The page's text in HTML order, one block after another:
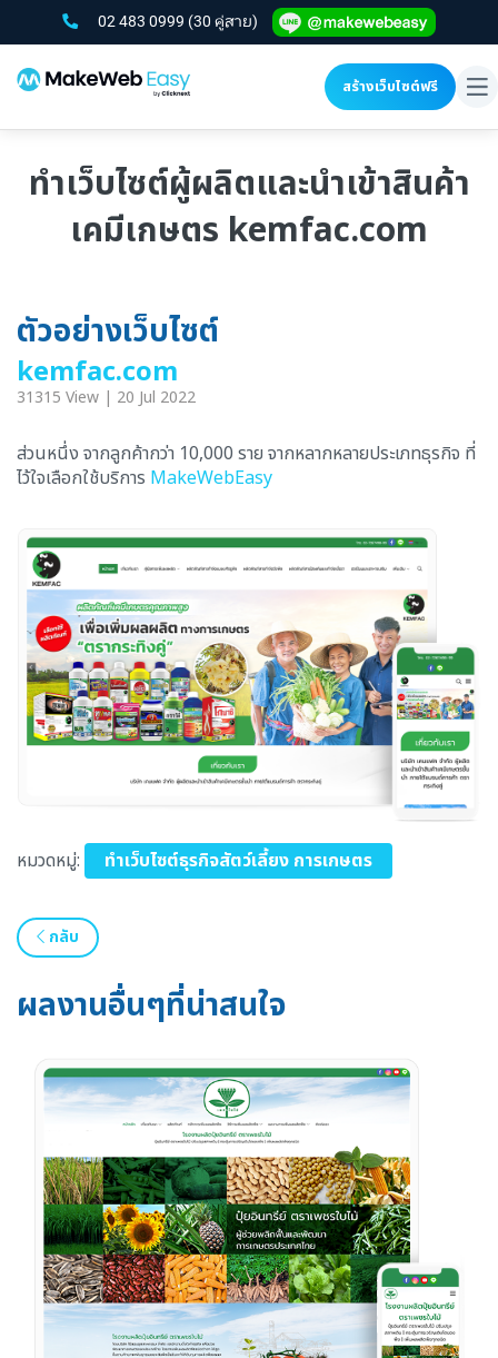
02 483 0999 (30 คู่สาย)
สร้างเว็บไซต์ฟรี
ทำเว็บไซต์ผู้ผลิตและนำเข้าสินค้า
เคมีเกษตร kemfac.com
ตัวอย่างเว็บไซต์
kemfac.com
31315 View | 20 Jul 2022
ส่วนหนึ่ง จากลูกค้ากว่า 10,000 ราย จากหลากหลายประเภทธุรกิจ ที่
ไว้ใจเลือกใช้บริการ MakeWebEasy
หมวดหมู่: ทำเว็บไซต์ธุรกิจสัตว์เลี้ยง การเกษตร
กลับ
ผลงานอื่นๆที่น่าสนใจ